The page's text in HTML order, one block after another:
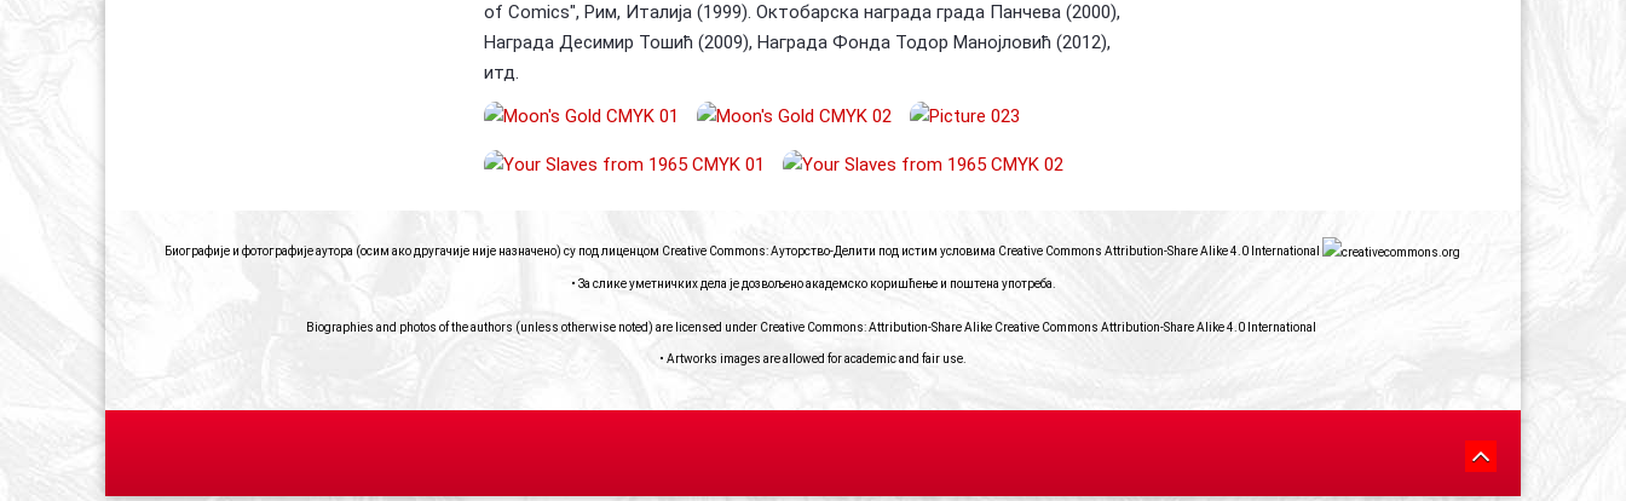
of Comics", Рим, Италија (1999). Октобарска награда града Панчева (2000),
Награда Десимир Тошић (2009), Награда Фонда Тодор Манојловић (2012),
итд.
Биографије и фотографије аутора (осим ако другачије није назначено) су под лиценцом Creative Commons: Ауторство-Делити под истим условима Creative Commons Attribution-Share Alike 4.0 International
• За слике уметничких дела је дозвољено академско коришћење и поштена употреба.
Biographies and photos of the authors (unless otherwise noted) are licensed under Creative Commons: Attribution-Share Alike Creative Commons Attribution-Share Alike 4.0 International
• Artworks images are allowed for academic and fair use.